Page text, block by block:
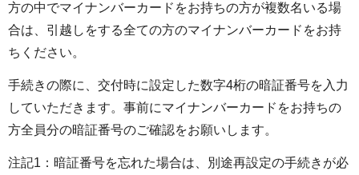
方の中でマイナンバーカードをお持ちの方が複数名いる場
合は、引越しをする全ての方のマイナンバーカードをお持
ちください。
手続きの際に、交付時に設定した数字4桁の暗証番号を入力
していただきます。事前にマイナンバーカードをお持ちの
方全員分の暗証番号のご確認をお願いします。
注記1：暗証番号を忘れた場合は、別途再設定の手続きが必